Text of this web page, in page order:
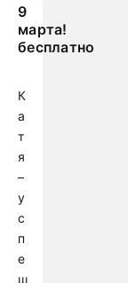
9
марта!
бесплатно
К
а
т
я
–
у
с
п
е
ш